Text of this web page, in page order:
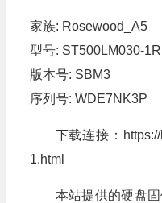
家族: Rosewood_A5
型号: ST500LM030-
版本号: SBM3
序列号: WDE7NK3P
下载连接：
1.html
本站提供的硬盘